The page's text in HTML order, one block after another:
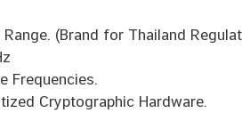
(Brand for Thailand
Frequencies.
Cryptographic Hardware.